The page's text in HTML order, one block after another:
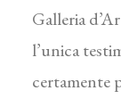
Galleria
l’unica
certamente